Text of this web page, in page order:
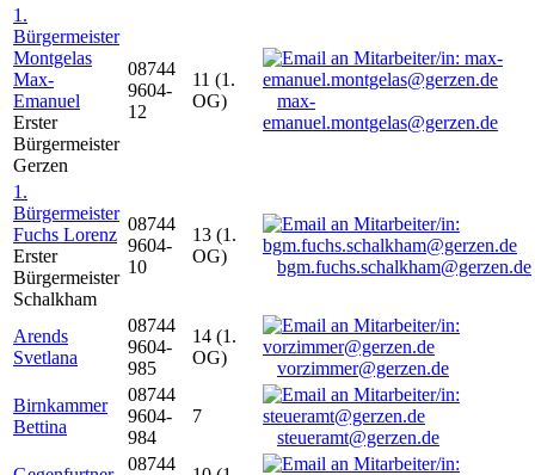
1.
Bürgermeister
Montgelas
Max-
Emanuel
Erster
Bürgermeister
Gerzen
08744
9604-
12
11 (1.
OG)
max-
emanuel.montgelas@gerzen.de
1.
Bürgermeister
Fuchs Lorenz
Erster
Bürgermeister
Schalkham
08744
9604-
10
13 (1.
OG)
bgm.fuchs.schalkham@gerzen.de
Arends
Svetlana
08744
9604-
985
14 (1.
OG)
vorzimmer@gerzen.de
Birnkammer
Bettina
08744
9604-
984
7
steueramt@gerzen.de
08744